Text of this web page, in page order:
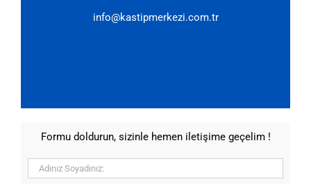
info@kastipmerkezi.com.tr
Formu doldurun, sizinle hemen iletişime geçelim !